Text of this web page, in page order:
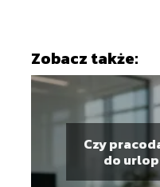
Zobacz także:
Czy
do